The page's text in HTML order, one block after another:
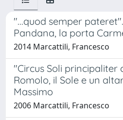
"...quod semper
Pandana, la porta
2014 Marcattili, Francesco
"Circus Soli principaliter
Romolo, il Sole e un
Massimo
2006 Marcattili, Francesco